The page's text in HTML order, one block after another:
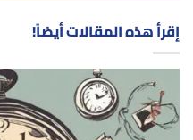
إقرأ هذه المقالات أيضاً!